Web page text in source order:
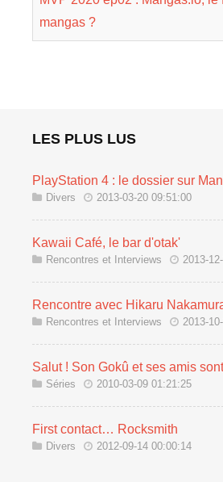
mangas ?
LES PLUS LUS
PlayStation 4 : le dossier sur
Divers 2013-03-20 09:51:00
Kawaii Café, le bar d'otak'
Rencontres et Interviews 2013-
Rencontre avec Hikaru
Rencontres et Interviews 2013-
Salut ! Son Gokû et ses amis
Séries 2010-03-09 01:21:25
First contact… Rocksmith
Divers 2012-09-14 00:00:14